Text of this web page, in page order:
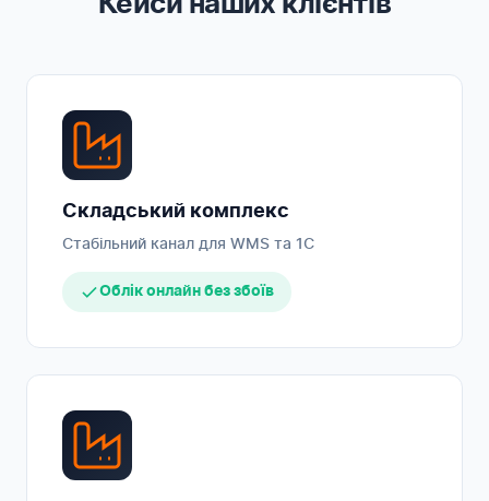
Складський комплекс
Стабільний канал для WMS та 1С
Облік онлайн без збоїв